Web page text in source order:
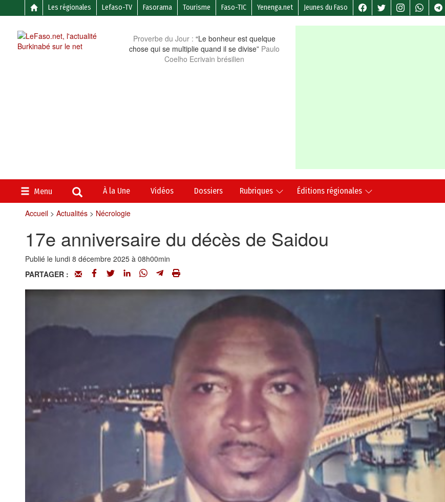
Les régionales Lefaso-TV Fasorama Tourisme Faso-TIC Yenenga.net Jeunes du Faso
Proverbe du Jour : “Le bonheur est quelque
chose qui se multiplie quand il se divise” Paulo
Coelho Ecrivain brésilien
Menu À la Une Vidéos Dossiers Rubriques Éditions régionales
Accueil> Actualités> Nécrologie
17e anniversaire du décès de Saidou
Publié le lundi 8 décembre 2025 à 08h00min
PARTAGER :